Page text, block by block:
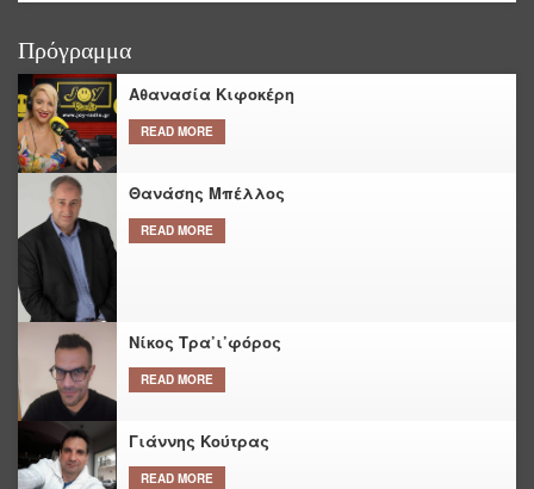
Πρόγραμμα
Αθανασία Κιφοκέρη
READ MORE
Θανάσης Μπέλλος
READ MORE
Νίκος Τρα’ι’φόρος
READ MORE
Γιάννης Κούτρας
READ MORE